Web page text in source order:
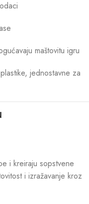
maštovitu igru
jednostavne za
i kreiraju sopstvene
i izražavanje kroz